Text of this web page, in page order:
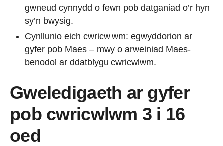
gwneud cynnydd o fewn pob datganiad o’r hyn
sy’n bwysig.
Cynllunio eich cwricwlwm: egwyddorion ar
gyfer pob Maes – mwy o arweiniad Maes-
benodol ar ddatblygu cwricwlwm.
Gweledigaeth ar gyfer
pob cwricwlwm 3 i 16
oed